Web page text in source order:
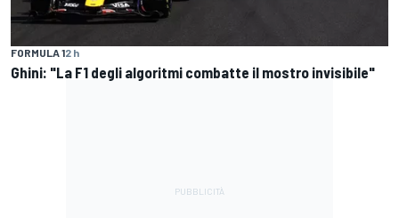
FORMULA 12 h
Ghini: "La F1 degli algoritmi combatte il mostro invisibile"